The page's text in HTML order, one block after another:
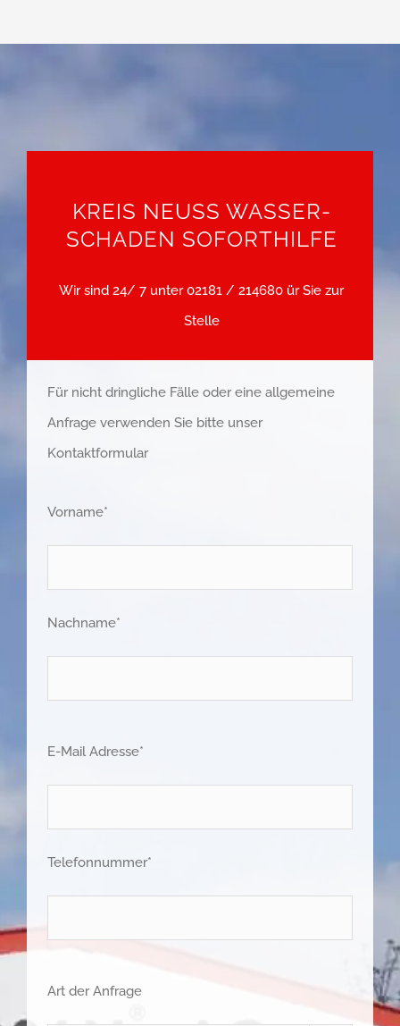
KREIS NEUSS WASSER­
SCHADEN SOFORTHILFE
Wir sind 24/ 7 unter02181 / 214680 ür Sie zur
Stelle
Für nicht dringliche Fälle oder eine allgemeine
Anfrage verwenden Sie bitte unser
Kontaktformular
Vorname*
Nachname*
E-Mail Adresse*
Telefonnummer*
Art der Anfrage